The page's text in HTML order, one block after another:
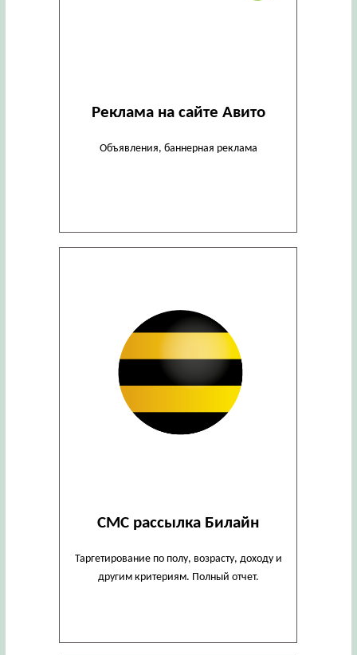
Реклама на сайте Авито
Объявления, баннерная реклама
СМС рассылка Билайн
Таргетирование по полу, возрасту, доходу и
другим критериям. Полный отчет.